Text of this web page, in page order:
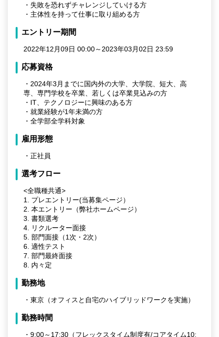
・失敗を恐れずチャレンジしていける方
・主体性を持って仕事に取り組める方
エントリー期間
2022年12月09日 00:00～2023年03月02日 23:59
応募資格
・2024年3月までに国内外の大学、大学院、短大、高
専、専門学校を卒業、若しくは卒業見込みの方
・IT、テクノロジーに興味のある方
・就業経験が1年未満の方
・全学部全学科対象
雇用形態
・正社員
選考フロー
<全職種共通>
1. プレエントリー(当募集ページ）
2. 本エントリー（弊社ホームページ）
3. 書類選考
4. リクルーター面接
5. 部門面接（1次・2次）
6. 適性テスト
7. 部門最終面接
8. 内々定
勤務地
・東京（オフィスと自宅のハイブリッドワークを実施）
勤務時間
・9:00～17:30（フレックスタイム制度有/コアタイム10: